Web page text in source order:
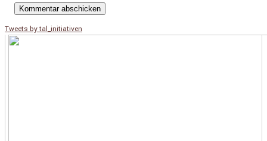
Tweets by tal_initiativen